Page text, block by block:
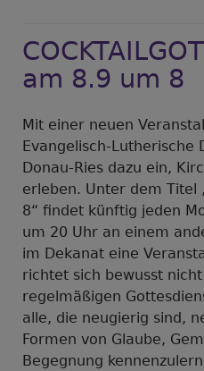
am 8.9 um 8
Mit einer neuen
Evangelisch-Lutherische
Donau-Ries dazu ein,
erleben. Unter dem Titel
8“ findet künftig jeden
um 20 Uhr an einem
im Dekanat eine
richtet sich bewusst
regelmäßigen
alle, die neugierig sind,
Formen von Glaube,
Begegnung